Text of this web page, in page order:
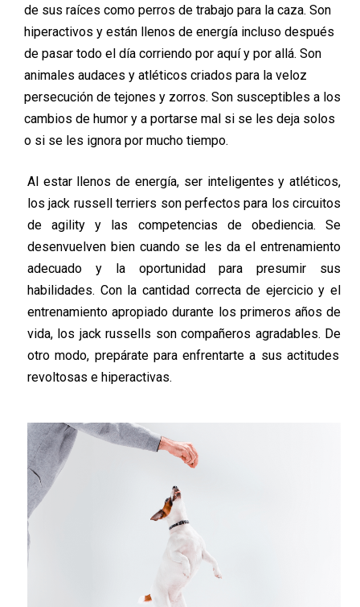
de sus raíces como perros de trabajo para la caza. Son
hiperactivos y están llenos de energía incluso después
de pasar todo el día corriendo por aquí y por allá. Son
animales audaces y atléticos criados para la veloz
persecución de tejones y zorros. Son susceptibles a los
cambios de humor y a portarse mal si se les deja solos
o si se les ignora por mucho tiempo.
Al estar llenos de energía, ser inteligentes y atléticos,
losjack russell terriers son perfectos para los circuitos
deagility
y las competencias de obediencia. Se
desenvuelven bien cuando se les da el entrenamiento
adecuado y la oportunidad para presumir sus
habilidades. Con la cantidad correcta de ejercicio y el
entrenamiento apropiadodurante los primeros años de
vida, los jack russells son compañeros agradables. De
otro modo, prepárateparaenfrentarte a sus actitudes
revoltosas e hiperactivas.